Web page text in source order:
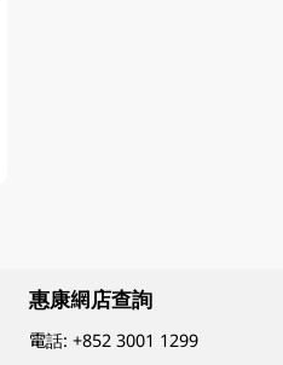
惠康網店查詢
電話:+852 3001 1299